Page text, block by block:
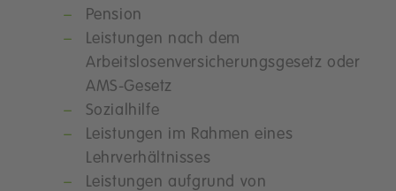
Pension
Leistungen nach dem
Arbeitslosenversicherungsgesetz oder
AMS-Gesetz
Sozialhilfe
Leistungen im Rahmen eines
Lehrverhältnisses
Leistungen aufgrund von